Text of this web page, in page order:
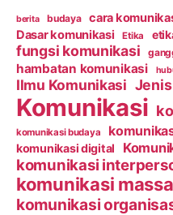
berita budaya cara
Dasar komunikasi Etika
fungsi komunikasi
hambatan komunikasi
Ilmu Komunikasi
Komunikasi
komunikasi budaya
komunikasi digital
komunikasi
komunikasi massa
komunikasi